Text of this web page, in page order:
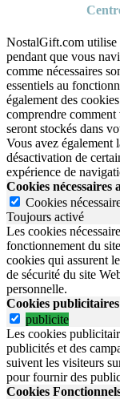
NostalGift.com utilise
pendant que vous
comme nécessaires
essentiels au
également des
comprendre
seront stockés dans
Vous avez également
désactivation de
expérience de
Cookies
Cookies
Toujours activé
Les cookies
fonctionnement du
cookies qui assurent
de sécurité du site
personnelle.
Cookies publicitaires
publicite
Les cookies
publicités et des
suivent les visiteurs
pour fournir des
Cookies